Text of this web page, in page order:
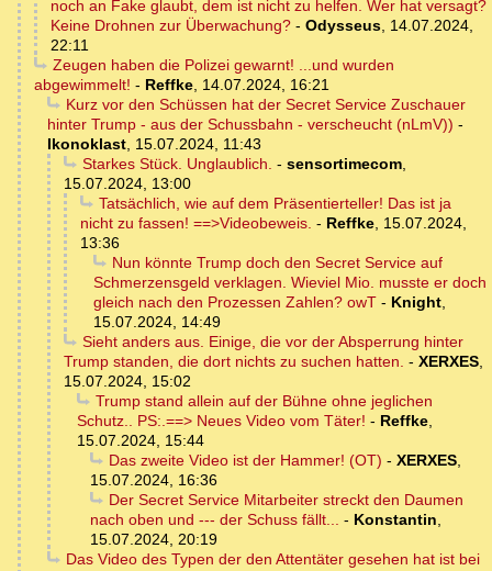
noch an Fake glaubt, dem ist nicht zu helfen. Wer hat versagt?
Keine Drohnen zur Überwachung? - Odysseus, 14.07.2024,
22:11
Zeugen haben die Polizei gewarnt! ...und wurden
abgewimmelt! - Reffke, 14.07.2024, 16:21
Kurz vor den Schüssen hat der Secret Service Zuschauer
hinter Trump - aus der Schussbahn - verscheucht (nLmV)) -
Ikonoklast, 15.07.2024, 11:43
Starkes Stück. Unglaublich. - sensortimecom,
15.07.2024, 13:00
Tatsächlich, wie auf dem Präsentierteller! Das ist ja
nicht zu fassen! ==>Videobeweis. - Reffke, 15.07.2024,
13:36
Nun könnte Trump doch den Secret Service auf
Schmerzensgeld verklagen. Wieviel Mio. musste er doch
gleich nach den Prozessen Zahlen? owT - Knight,
15.07.2024, 14:49
Sieht anders aus. Einige, die vor der Absperrung hinter
Trump standen, die dort nichts zu suchen hatten. - XERXES,
15.07.2024, 15:02
Trump stand allein auf der Bühne ohne jeglichen
Schutz.. PS:.==> Neues Video vom Täter! - Reffke,
15.07.2024, 15:44
Das zweite Video ist der Hammer! (OT) - XERXES,
15.07.2024, 16:36
Der Secret Service Mitarbeiter streckt den Daumen
nach oben und --- der Schuss fällt... - Konstantin,
15.07.2024, 20:19
Das Video des Typen der den Attentäter gesehen hat ist bei